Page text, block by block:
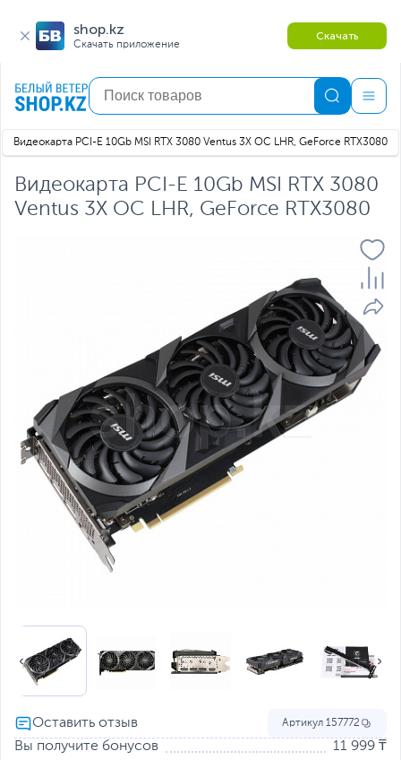
shop.kz
Скачать приложение
Скачать
Видеокарта PCI-E 10Gb MSI RTX 3080 Ventus 3X OC LHR, GeForce RTX3080
Видеокарта PCI-E 10Gb MSI RTX 3080
Ventus 3X OC LHR, GeForce RTX3080
Артикул 157772
Вы получите бонусов 11 999 ₸